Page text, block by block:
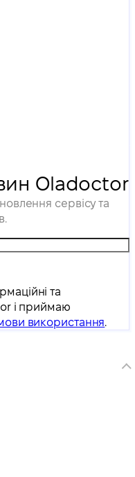
Oladoctor
сервісу та
та
і приймаю
використання.